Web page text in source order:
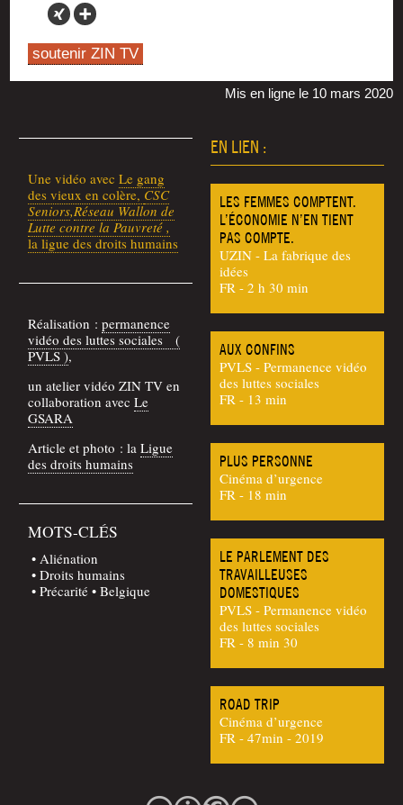
Une vidéo avecLe gang
des vieux en colère,CSC
Seniors,Réseau Wal­lon de
Lutte contre la Pau­vre­té ,
la ligue des droits humains
Réa­li­sa­tion :per­ma­nence
vidéo des luttes sociales (
PVLS ),
un ate­lier vidéo ZIN TV en
col­la­bo­ra­tion avecLe
GSARA
Article et pho­to : laLigue
des droits humains
MOTS-CLÉS
Aliénation
Droits humains
Précarité
Belgique
soutenir ZIN TV
Mis en ligne le 10 mars 2020
EN LIEN :
LES FEMMES COMPTENT.
L’ÉCONOMIE N’EN TIENT
PAS COMPTE.
UZIN - La fabrique des
idées
FR - 2 h 30 min
AUX CONFINS
PVLS - Permanence vidéo
des luttes sociales
FR - 13 min
PLUS PERSONNE
Cinéma d’urgence
FR - 18 min
LE PARLEMENT DES
TRAVAILLEUSES
DOMESTIQUES
PVLS - Permanence vidéo
des luttes sociales
FR - 8 min 30
ROAD TRIP
Cinéma d’urgence
FR - 47min - 2019